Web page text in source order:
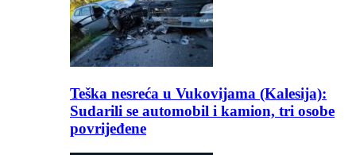
Teška nesreća u Vukovijama (Kalesija):
Sudarili se automobil i kamion, tri osobe
povrijeđene